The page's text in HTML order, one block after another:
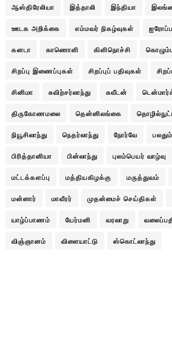
ஆஸ்திரேலியா இத்தாலி இந்தியா
ஊடக அறிக்கை எம்மவர் நிகழ்வுகள்
கனடா காணொளி கிளிநொச்சி
சிறப்பு இணைப்புகள் சிறப்புப் பதிவுகள்
சினிமா சுவிற்சர்லாந்து சுவீடன்
திருகோணமலை தென்னிலங்கை
நியூசிலாந்து நெதர்லாந்து நோர்வே
பிரித்தானியா பின்லாந்து புலம்பெயர் வாழ்வு
மட்டக்களப்பு மத்தியகிழக்கு மருத்துவம்
மன்னார் மாவீரர் முதன்மைச் செய்திகள்
யாழ்ப்பாணம் யேர்மனி வரலாறு
விஞ்ஞானம் விளையாட்டு ஸ்கொட்லாந்து